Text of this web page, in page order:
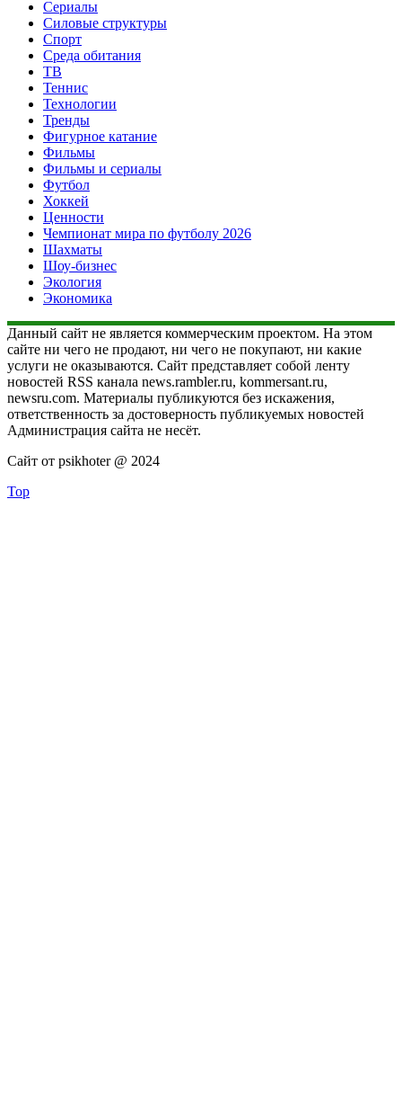
Сериалы
Силовые структуры
Спорт
Среда обитания
ТВ
Теннис
Технологии
Тренды
Фигурное катание
Фильмы
Фильмы и сериалы
Футбол
Хоккей
Ценности
Чемпионат мира по футболу 2026
Шахматы
Шоу-бизнес
Экология
Экономика
Данный сайт не является коммерческим проектом. На этом
сайте ни чего не продают, ни чего не покупают, ни какие
услуги не оказываются. Сайт представляет собой ленту
новостей RSS канала news.rambler.ru, kommersant.ru,
newsru.com. Материалы публикуются без искажения,
ответственность за достоверность публикуемых новостей
Администрация сайта не несёт.
Сайт от psikhoter @ 2024
Top